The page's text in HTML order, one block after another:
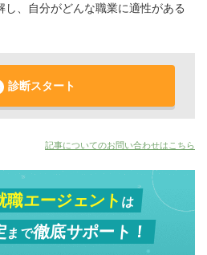
、自分がどんな職業に適性がある
診断スタート
記事についてのお問い合わせはこちら
職エージェントは
まで徹底サポート！